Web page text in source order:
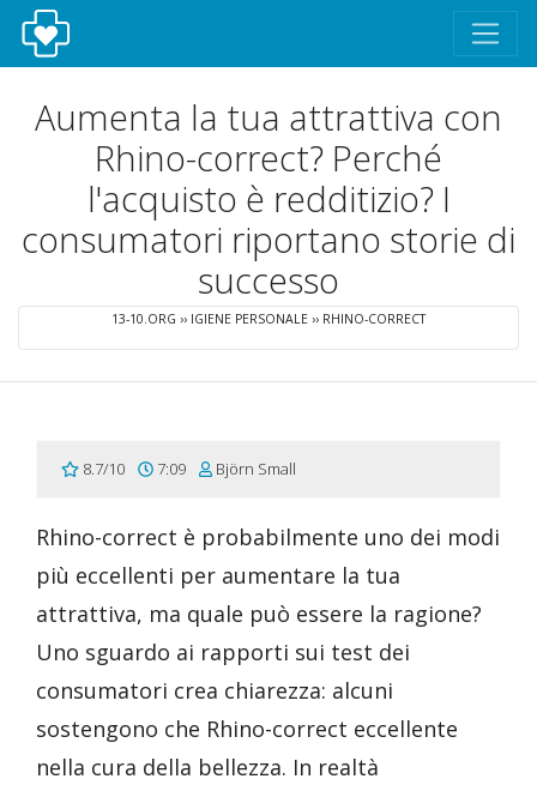
Aumenta la tua attrattiva con
Rhino-correct? Perché
l'acquisto è redditizio? I
consumatori riportano storie di
successo
13-10.ORG ›› IGIENE PERSONALE ›› RHINO-CORRECT
8.7/10 7:09 Björn Small
Rhino-correct è probabilmente uno dei modi
più eccellenti per aumentare la tua
attrattiva, ma quale può essere la ragione?
Uno sguardo ai rapporti sui test dei
consumatori crea chiarezza: alcuni
sostengono che Rhino-correct eccellente
nella cura della bellezza. In realtà